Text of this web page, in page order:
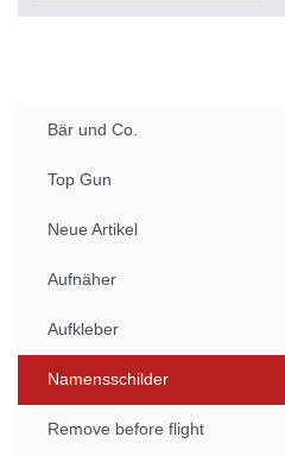
Bär und Co.
Top Gun
Neue Artikel
Aufnäher
Aufkleber
Namensschilder
Remove before flight